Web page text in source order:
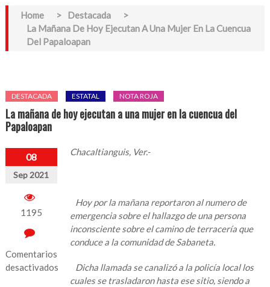
Home > Destacada
>
La Mañana De Hoy Ejecutan A Una Mujer En La Cuencua
Del Papaloapan
DESTACADA ESTATAL NOTA ROJA
La mañana de hoy ejecutan a una mujer en la cuencua del
Papaloapan
08
Sep 2021
1195
Comentarios
desactivados
Chacaltianguis, Ver.-
Hoy por la mañana reportaron al numero de
emergencia sobre el hallazgo de una persona
inconsciente sobre el camino de terracería que
conduce a la comunidad de Sabaneta.
Dicha llamada se canalizó a la policía local los
cuales se trasladaron hasta ese sitio, siendo a